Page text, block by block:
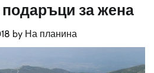
за жена
by На планина